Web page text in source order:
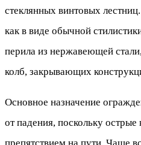
стеклянных винтовых
как в виде обычной
перила из нержавеющей
колб, закрывающих
Основное назначение
от падения, поскольку